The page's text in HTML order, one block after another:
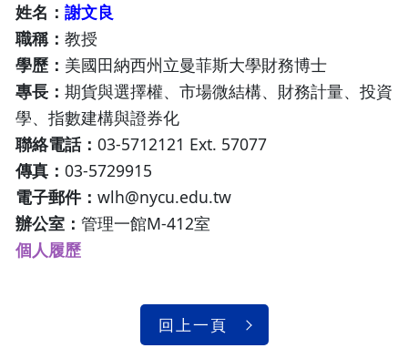
姓名： 謝文良
職稱： 教授
學歷： 美國田納西州立曼菲斯大學財務博士
專長： 期貨與選擇權、市場微結構、財務計量、投資
學、指數建構與證券化
聯絡電話： 03-5712121 Ext. 57077​​​​​​​
傳真： 03-5729915
電子郵件： wlh@nycu.edu.tw​​​​​​​
辦公室： 管理一館M-412室​​​​​​​
個人履歷
回上一頁